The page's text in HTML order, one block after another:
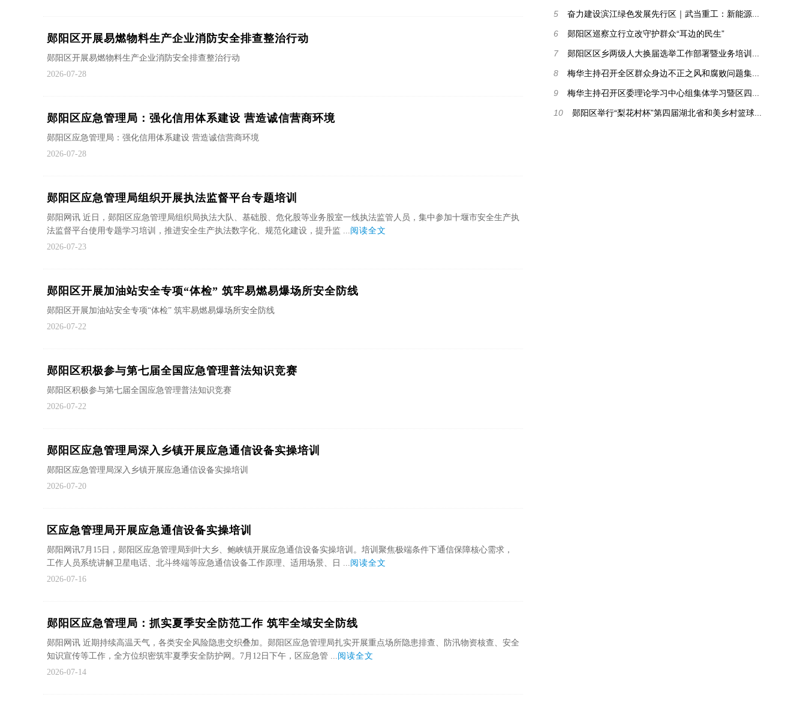
郧阳区开展易燃物料生产企业消防安全排查整治行动
郧阳区开展易燃物料生产企业消防安全排查整治行动
2026-07-28
郧阳区应急管理局：强化信用体系建设 营造诚信营商环境
郧阳区应急管理局：强化信用体系建设 营造诚信营商环境
2026-07-28
郧阳区应急管理局组织开展执法监督平台专题培训
郧阳网讯 近日，郧阳区应急管理局组织局执法大队、基础股、危化股等业务股室一线执法监管人员，集中参加十堰市安全生产执
法监督平台使用专题学习培训，推进安全生产执法数字化、规范化建设，提升监 ...阅读全文
2026-07-23
郧阳区开展加油站安全专项“体检” 筑牢易燃易爆场所安全防线
郧阳区开展加油站安全专项“体检” 筑牢易燃易爆场所安全防线
2026-07-22
郧阳区积极参与第七届全国应急管理普法知识竞赛
郧阳区积极参与第七届全国应急管理普法知识竞赛
2026-07-22
郧阳区应急管理局深入乡镇开展应急通信设备实操培训
郧阳区应急管理局深入乡镇开展应急通信设备实操培训
2026-07-20
区应急管理局开展应急通信设备实操培训
郧阳网讯7月15日，郧阳区应急管理局到叶大乡、鲍峡镇开展应急通信设备实操培训。培训聚焦极端条件下通信保障核心需求，
工作人员系统讲解卫星电话、北斗终端等应急通信设备工作原理、适用场景、日 ...阅读全文
2026-07-16
郧阳区应急管理局：抓实夏季安全防范工作 筑牢全域安全防线
郧阳网讯 近期持续高温天气，各类安全风险隐患交织叠加。郧阳区应急管理局扎实开展重点场所隐患排查、防汛物资核查、安全
知识宣传等工作，全方位织密筑牢夏季安全防护网。7月12日下午，区应急管 ...阅读全文
2026-07-14
5 奋力建设滨江绿色发展先行区｜武当重工：新能源商用车加速出海 全年目标完成超半
6 郧阳区巡察立行立改守护群众“耳边的民生”
7 郧阳区区乡两级人大换届选举工作部署暨业务培训会召开
8 梅华主持召开全区群众身边不正之风和腐败问题集中整治专项工作调度会
9 梅华主持召开区委理论学习中心组集体学习暨区四大家领导联席会议
10 郧阳区举行“梨花村杯”第四届湖北省和美乡村篮球大赛（村BA）总决赛新闻发布会